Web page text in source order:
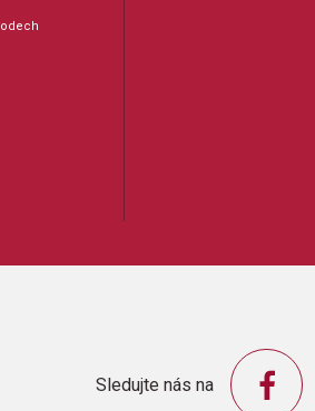
Rossetti)
(Robert Frost)
the Voyager (Thomas Hood)
Sledujte nás na